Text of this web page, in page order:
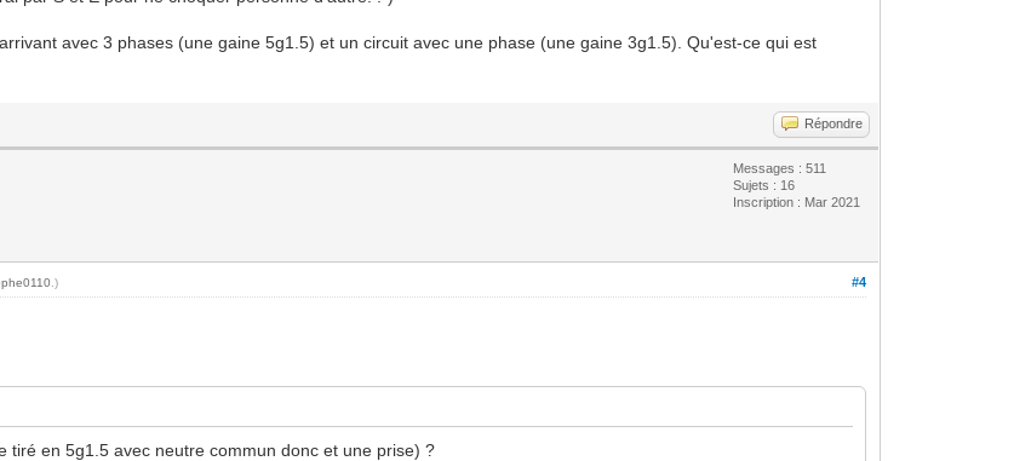
avec 3 phases (une gaine 5g1.5) et un circuit avec une phase (une gaine 3g1.5). Qu'est-ce qui est
Répondre
Messages : 511
Sujets : 16
Inscription : Mar 2021
#4
.)
tiré en 5g1.5 avec neutre commun donc et une prise) ?